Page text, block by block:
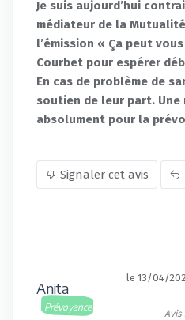
Je suis aujourd’hui
médiateur de la
l’émission « Ça peut
Courbet pour espérer
En cas de problème de
soutien de leur part.
absolument pour la
Signaler cet avis
Anita
Prévoyance
le 13/04/